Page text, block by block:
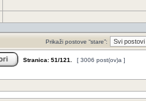
Prikaži postove “stare”:
Stranica: 51/121 [ 3006 post(ov)a ]